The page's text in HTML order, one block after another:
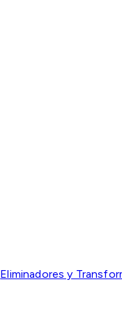
Eliminadores y